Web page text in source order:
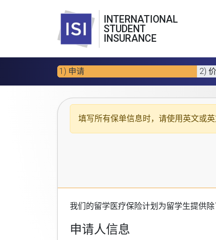
INTERNATIONAL
STUDENT
INSURANCE
1) 申请 2)
填写所有保单信息时，请使用 英文或
我们的留学医疗保险计划 为留学生提供
申请人信息